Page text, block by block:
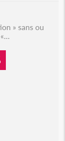
» sans ou